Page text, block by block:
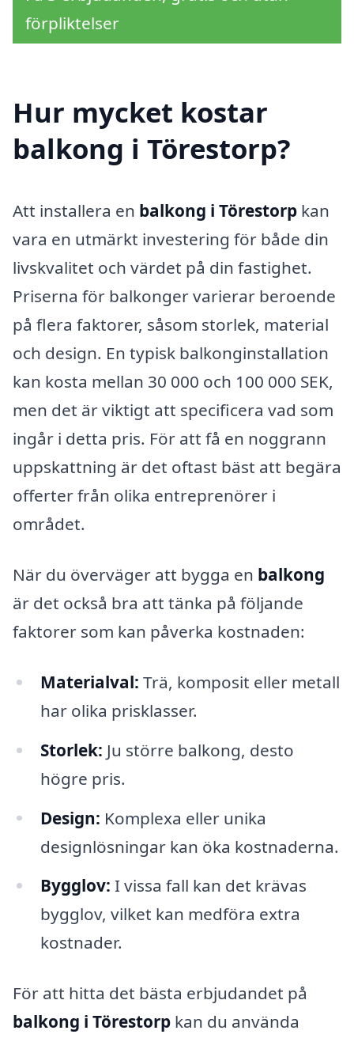
förpliktelser
Hur mycket kostar
balkong i Törestorp?
Att installera en balkong i Törestorp kan
vara en utmärkt investering för både din
livskvalitet och värdet på din fastighet.
Priserna för balkonger varierar beroende
på flera faktorer, såsom storlek, material
och design. En typisk balkonginstallation
kan kosta mellan 30 000 och 100 000 SEK,
men det är viktigt att specificera vad som
ingår i detta pris. För att få en noggrann
uppskattning är det oftast bäst att begära
offerter från olika entreprenörer i
området.
När du överväger att bygga en balkong
är det också bra att tänka på följande
faktorer som kan påverka kostnaden:
Materialval: Trä, komposit eller metall
har olika prisklasser.
Storlek: Ju större balkong, desto
högre pris.
Design: Komplexa eller unika
designlösningar kan öka kostnaderna.
Bygglov: I vissa fall kan det krävas
bygglov, vilket kan medföra extra
kostnader.
För att hitta det bästa erbjudandet på
balkong i Törestorp kan du använda